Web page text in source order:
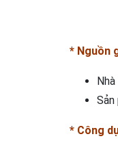
* Nguồn
Sản
* Công